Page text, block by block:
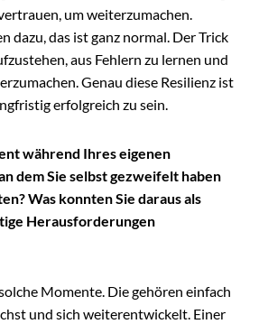
um weiterzumachen.
dazu, das ist ganz normal. Der Trick
aus Fehlern zu lernen und
Genau diese Resilienz ist
erfolgreich zu sein.
während Ihres eigenen
dem Sie selbst gezweifelt haben
Was konnten Sie daraus als
Herausforderungen
Momente. Die gehören einfach
und sich weiterentwickelt. Einer